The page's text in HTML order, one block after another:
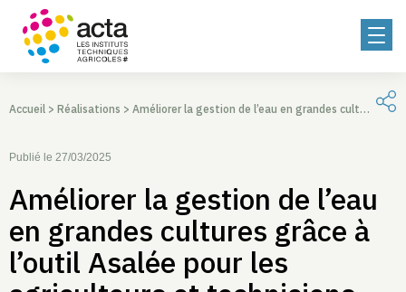
Accueil > Réalisations > Améliorer la gestion de l’eau en grandes cultures grâce à l’outil Asalée pour les agriculteurs et techniciens
Publié le 27/03/2025
Améliorer la gestion de l’eau
en grandes cultures grâce à
l’outil Asalée pour les